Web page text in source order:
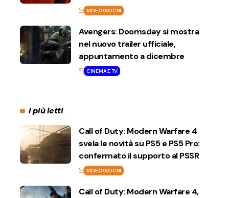
VIDEOGIOCHI
Avengers: Doomsday si mostra
nel nuovo trailer ufficiale,
appuntamento a dicembre
CINEMA E TV
I più letti
Call of Duty: Modern Warfare 4
svela le novità su PS5 e PS5 Pro:
confermato il supporto al PSSR
VIDEOGIOCHI
Call of Duty: Modern Warfare 4,